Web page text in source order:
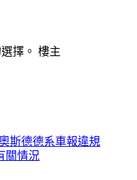
擇。 樓主
斯德德系車報違規
關情況